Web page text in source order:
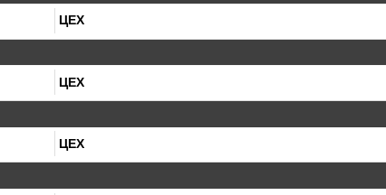
ЦЕХ
ЦЕХ
ЦЕХ